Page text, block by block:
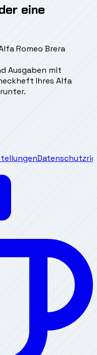
eine
Romeo Brera
Ausgaben mit
Ihres Alfa